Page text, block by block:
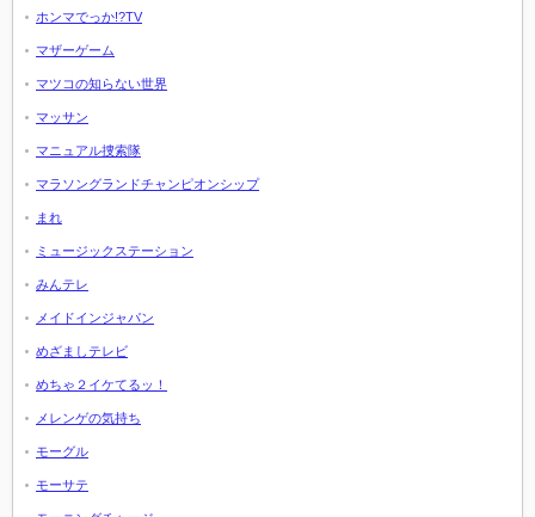
ホンマでっか!?TV
マザーゲーム
マツコの知らない世界
マッサン
マニュアル捜索隊
マラソングランドチャンピオンシップ
まれ
ミュージックステーション
みんテレ
メイドインジャパン
めざましテレビ
めちゃ２イケてるッ！
メレンゲの気持ち
モーグル
モーサテ